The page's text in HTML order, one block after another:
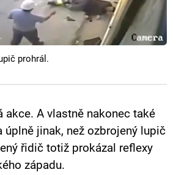
prohrál.
akce. A vlastně nakonec také
úplně jinak, než ozbrojený lupič
řidič totiž prokázal reflexy
západu.